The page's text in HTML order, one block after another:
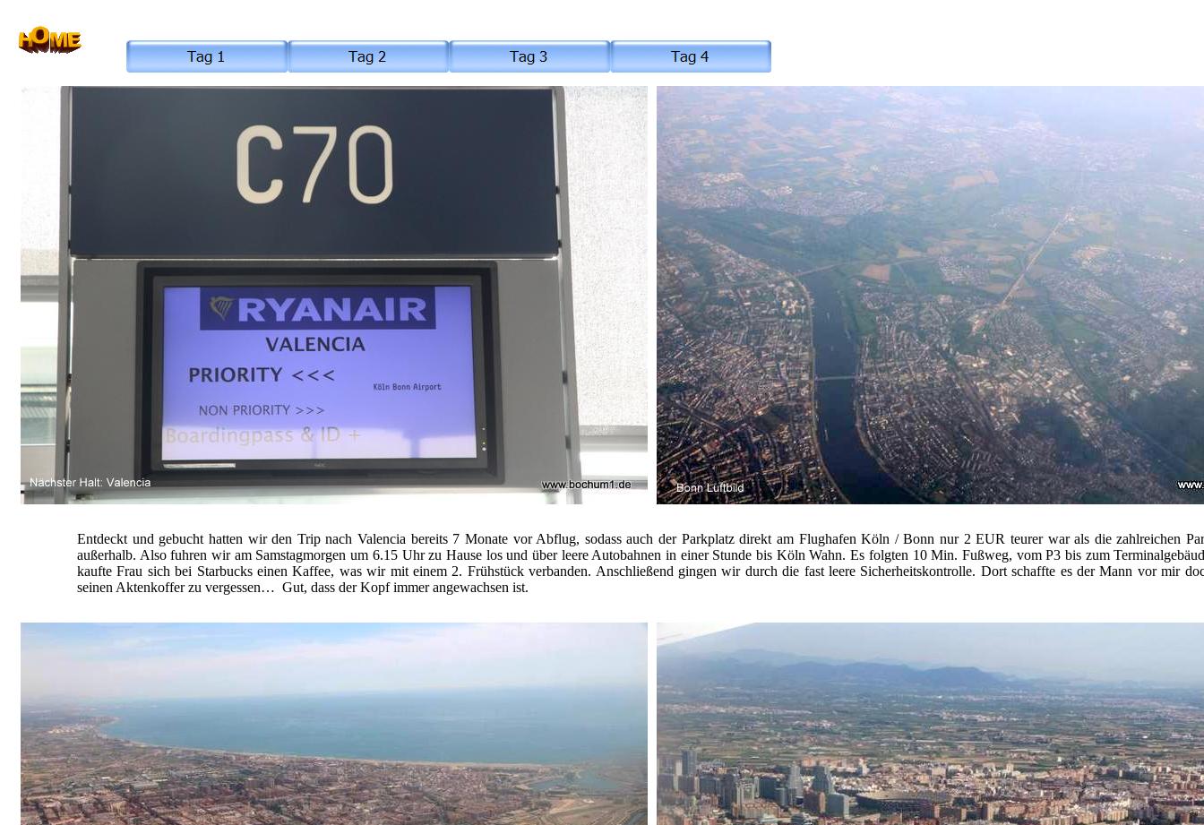
Entdeckt und gebucht hatten wir den Trip nach Valencia bereits 7 Monate vor Abflug, sodass auch der Parkplatz direkt am Flughafen Köln / Bonn nur 2 EUR teurer war als die zahlreichen
außerhalb. Also fuhren wir am Samstagmorgen um 6.15 Uhr zu Hause los und über leere Autobahnen in einer Stunde bis Köln Wahn. Es folgten 10 Min. Fußweg, vom P3 bis zum
kaufte Frau sich bei Starbucks einen Kaffee, was wir mit einem 2. Frühstück verbanden. Anschließend gingen wir durch die fast leere Sicherheitskontrolle. Dort schaffte es der Mann vor mir
seinen Aktenkoffer zu vergessen… Gut, dass der Kopf immer angewachsen ist.